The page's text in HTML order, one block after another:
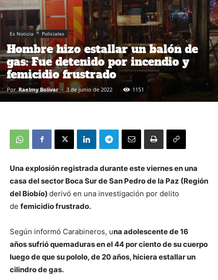
Es Noticia Policiales
Hombre hizo estallar un balón de
gas: Fue detenido por incendio y
femicidio frustrado
Por Raelmy Bolivar - 3 de junio de 2022 1151
Una explosión registrada durante este viernes en una
casa del sector Boca Sur de San Pedro de la Paz (Región
del Biobío) derivó en una investigación por delito
de femicidio frustrado.
Según informó Carabineros, una adolescente de 16
años sufrió quemaduras en el 44 por ciento de su cuerpo
luego de que su pololo, de 20 años, hiciera estallar un
cilindro de gas.